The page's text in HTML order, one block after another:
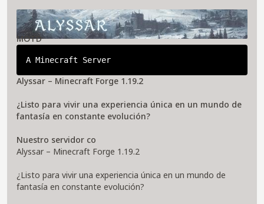
MOTD
A Minecraft Server
Alyssar – Minecraft Forge 1.19.2
¿Listo para vivir una experiencia única en un mundo de
fantasía en constante evolución?
Nuestro servidor co
Alyssar – Minecraft Forge 1.19.2
¿Listo para vivir una experiencia única en un mundo de
fantasía en constante evolución?